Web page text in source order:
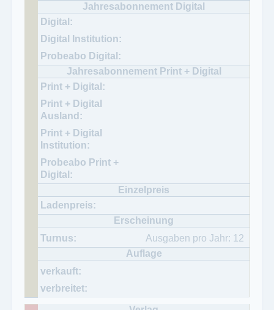
Ausgaben pro Jahr: 12